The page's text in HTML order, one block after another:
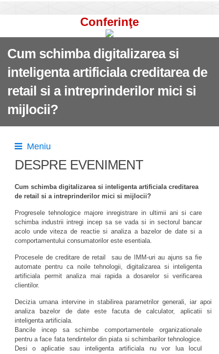
Conferinţe
Cum schimba digitalizarea si
inteligenta artificiala creditarea de
retail si a intreprinderilor mici si
mijlocii?
Meniu
DESPRE EVENIMENT
Cum schimba digitalizarea si inteligenta artificiala creditarea
de retail si a intreprinderilor mici si mijlocii?
Progresele tehnologice majore inregistrare in ultimii ani si care
schimba industrii intregi incep sa se vada si in sectorul bancar
acolo unde viteza de reactie si analiza a bazelor de date si a
comportamentului consumatorilor este esentiala.
Procesele de creditare de retail sau de IMM-uri au ajuns sa fie
automate pentru ca noile tehnologii, digitalizarea si inteligenta
artificiala permit analiza mai rapida a dosarelor si verificarea
clientilor.
Decizia umana intervine in stabilirea parametrilor generali, iar apoi
analiza bazelor de date este facuta de calculator, aplicatii si
inteligenta artificiala.
Bancile incep sa schimbe comportamentele organizationale
pentru a face fata tendintelor din piata si schimbarilor tehnologice.
Desi o aplicatie sau inteligenta artificiala nu vor lua locul